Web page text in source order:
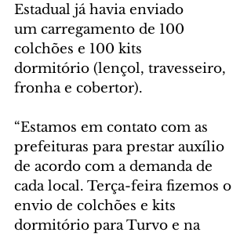
Estadual já havia enviado
um carregamento de 100
colchões e 100 kits
dormitório (lençol, travesseiro,
fronha e cobertor).
“Estamos em contato com as
prefeituras para prestar auxílio
de acordo com a demanda de
cada local. Terça-feira fizemos o
envio de colchões e kits
dormitório para Turvo e na